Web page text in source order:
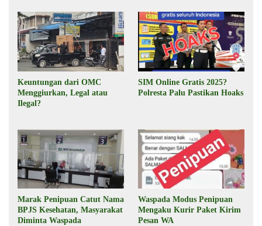
Keuntungan dari OMC
Menggiurkan, Legal atau
Ilegal?
SIM Online Gratis 2025?
Polresta Palu Pastikan Hoaks
Marak Penipuan Catut Nama
BPJS Kesehatan, Masyarakat
Diminta Waspada
Waspada Modus Penipuan
Mengaku Kurir Paket Kirim
Pesan WA